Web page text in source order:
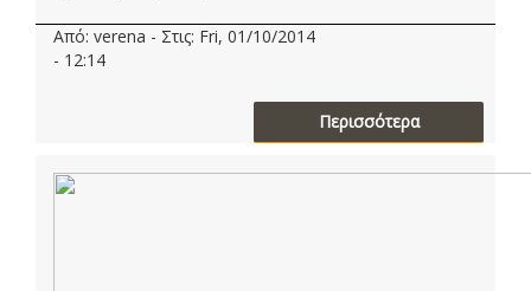
Από: verena - Στις: Fri, 01/10/2014
- 12:14
Περισσότερα